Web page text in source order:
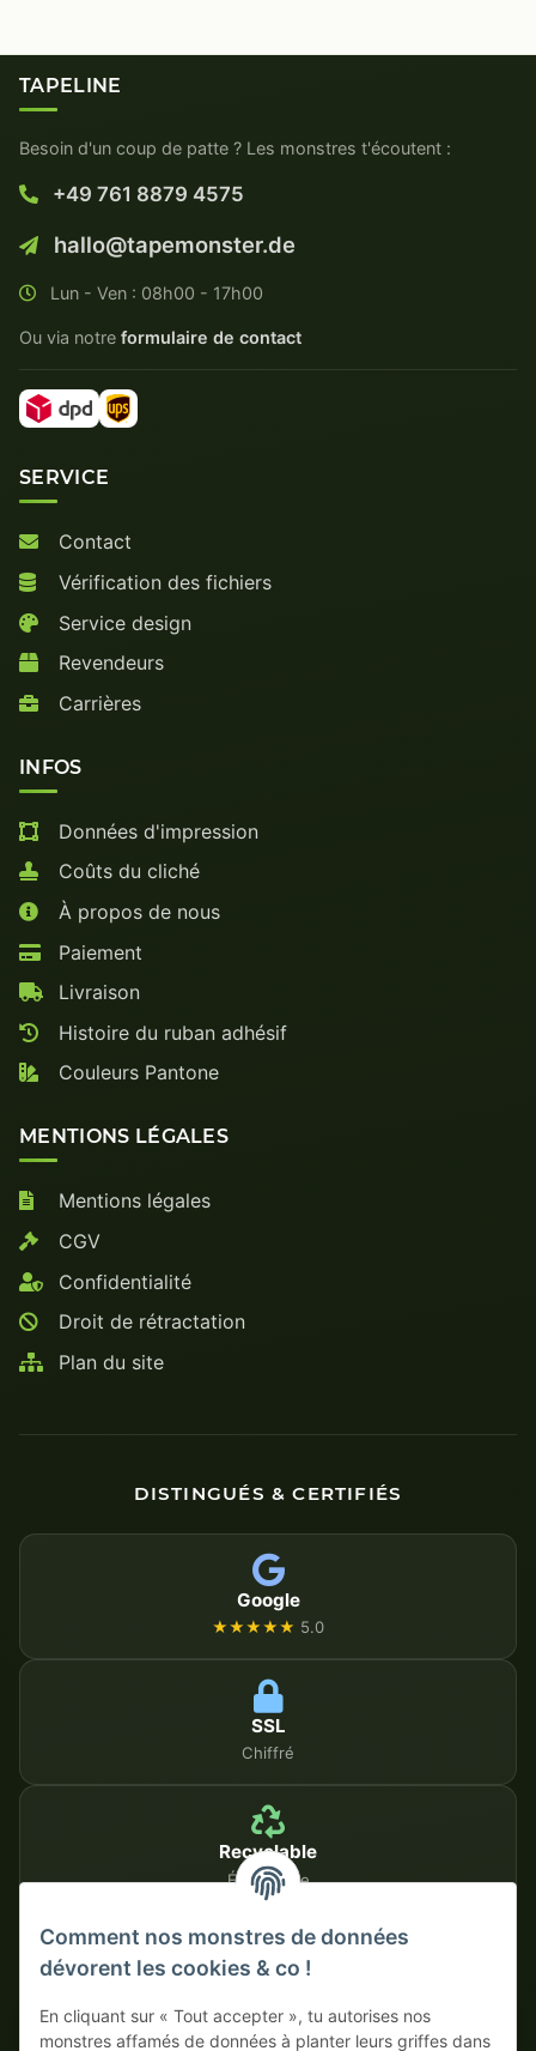
TAPELINE
Besoin d'un coup de patte ? Les monstres t'écoutent :
+49 761 8879 4575
hallo@tapemonster.de
Lun - Ven : 08h00 - 17h00
Ou via notre formulaire de contact
SERVICE
Contact
Vérification des fichiers
Service design
Revendeurs
Carrières
INFOS
Données d'impression
Coûts du cliché
À propos de nous
Paiement
Livraison
Histoire du ruban adhésif
Couleurs Pantone
MENTIONS LÉGALES
Mentions légales
CGV
Confidentialité
Droit de rétractation
Plan du site
DISTINGUÉS & CERTIFIÉS
Google
★★★★★ 5.0
SSL
Chiffré
Recyclable
Écologique
MÉTHODES DE PAIEMENT SÉCURISÉES
Sur facture Paiement anticipé avec escompte
Comment nos monstres de données
dévorent les cookies & co !
En cliquant sur « Tout accepter », tu autorises nos
monstres affamés de données à planter leurs griffes dans